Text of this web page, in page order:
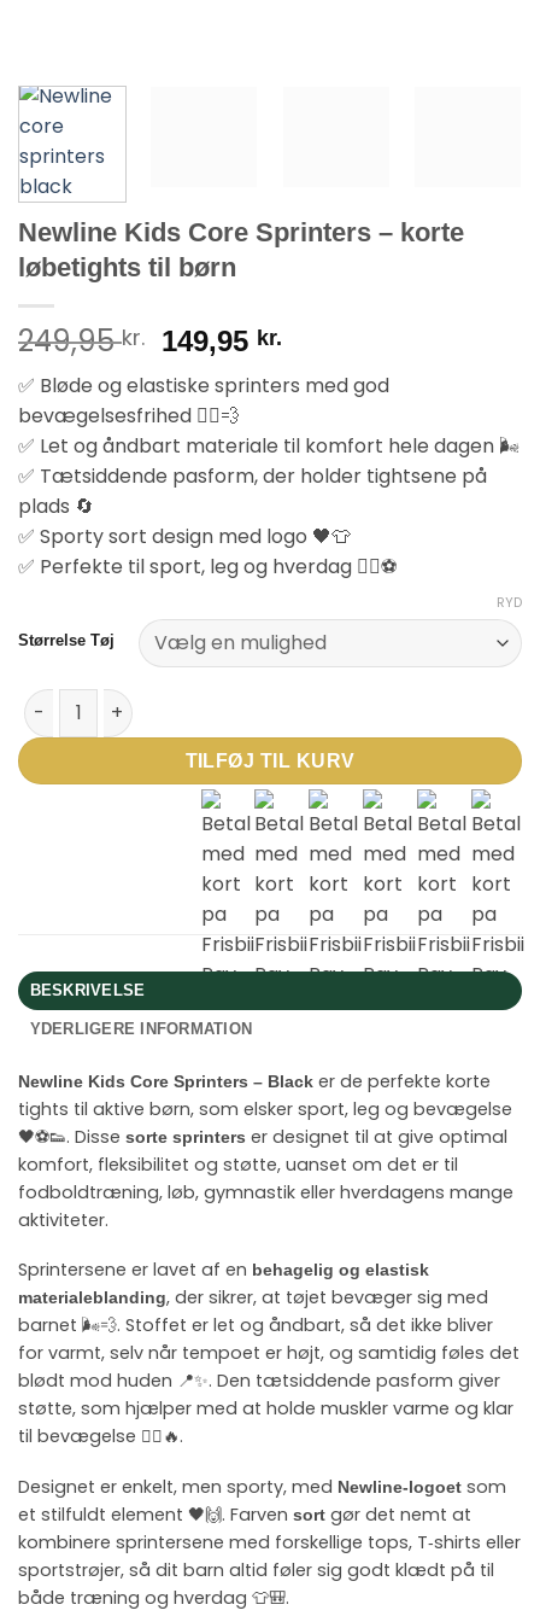
Newline Kids Core Sprinters – korte
løbetights til børn
249,95kr. Den
pris
var:
249,95 kr..
149,95 kr.
pris
149,95 kr..
✅ Bløde og elastiske sprinters med god
bevægelsesfrihed 🏃‍♂️💨
✅ Let og åndbart materiale til komfort hele dagen 🌬️
✅ Tætsiddende pasform, der holder tightsene på
plads 🔄
✅ Sporty sort design med logo 🖤👕
✅ Perfekte til sport, leg og hverdag 🏃‍♀️⚽
Størrelse Tøj
RYD
Newline Kids Core Sprinters – korte løbetights til børn antal
TILFØJ TIL KURV
BESKRIVELSE
YDERLIGERE INFORMATION
Newline Kids Core Sprinters – Black er de perfekte korte
tights til aktive børn, som elsker sport, leg og bevægelse
🖤⚽👟. Disse sorte sprinters er designet til at give optimal
komfort, fleksibilitet og støtte, uanset om det er til
fodboldtræning, løb, gymnastik eller hverdagens mange
aktiviteter.
Sprintersene er lavet af en behagelig og elastisk
materialeblanding, der sikrer, at tøjet bevæger sig med
barnet 🌬️💨. Stoffet er let og åndbart, så det ikke bliver
for varmt, selv når tempoet er højt, og samtidig føles det
blødt mod huden 📍✨. Den tætsiddende pasform giver
støtte, som hjælper med at holde muskler varme og klar
til bevægelse 🏃‍♂️🔥.
Designet er enkelt, men sporty, med Newline‑logoet som
et stilfuldt element 🖤🙌. Farven sort gør det nemt at
kombinere sprintersene med forskellige tops, T‑shirts eller
sportstrøjer, så dit barn altid føler sig godt klædt på til
både træning og hverdag 👕🎒.